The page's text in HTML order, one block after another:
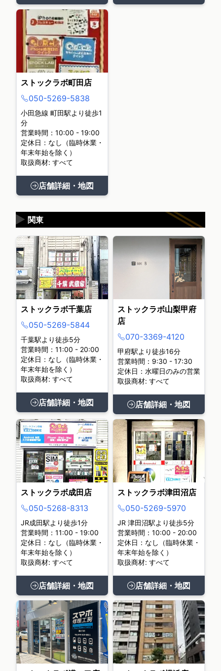
ストックラボ町田店
050-5269-5838
小田急線 町田駅より徒歩1
分
営業時間：10:00 - 19:00
定休日：なし（臨時休業・
年末年始を除く）
取扱商材: すべて
店舗詳細・地図
関東
▶
ストックラボ千葉店
050-5269-5844
千葉駅より徒歩5分
営業時間：11:00 - 20:00
定休日：なし（臨時休業・
年末年始を除く）
取扱商材: すべて
店舗詳細・地図
ストックラボ山梨甲府
店
070-3369-4120
甲府駅より徒歩16分
営業時間：9:30 - 17:30
定休日：水曜日のみの営業
取扱商材: すべて
店舗詳細・地図
ストックラボ成田店
050-5268-8313
JR成田駅より徒歩1分
営業時間：11:00 - 19:00
定休日：なし（臨時休業・
年末年始を除く）
取扱商材: すべて
店舗詳細・地図
ストックラボ津田沼店
050-5269-5970
JR 津田沼駅より徒歩5分
営業時間：10:00 - 20:00
定休日：なし（臨時休業・
年末年始を除く）
取扱商材: すべて
店舗詳細・地図